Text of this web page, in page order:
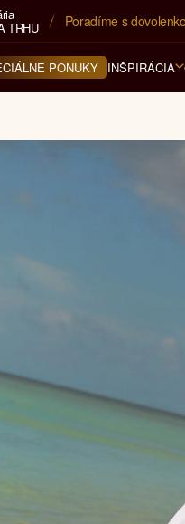
TRHU 5* cestovná
PONUKY INŠPIRÁCIA